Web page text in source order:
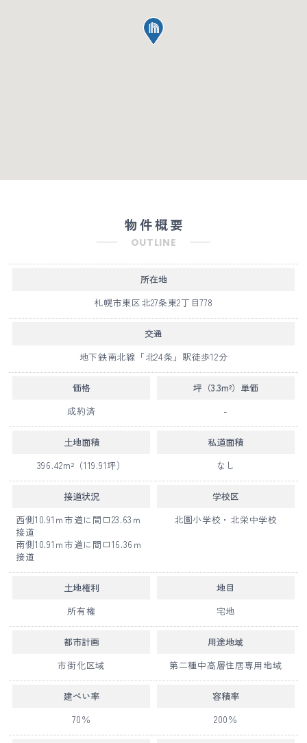
物件概要
OUTLINE
所在地
札幌市東区北27条東2丁目778
交通
地下鉄南北線「北24条」駅徒歩12分
価格
成約済
坪（3.3m²） 単価
-
土地面積
396.42m²（119.91坪）
私道面積
なし
接道状況
西側10.91ｍ市道に間口23.63ｍ
接道
南側10.91ｍ市道に間口16.36ｍ
接道
学校区
北園小学校・北栄中学校
土地権利
所有権
地目
宅地
都市計画
市街化区域
用途地域
第二種中高層住居専用地域
建ぺい率
70％
容積率
200％